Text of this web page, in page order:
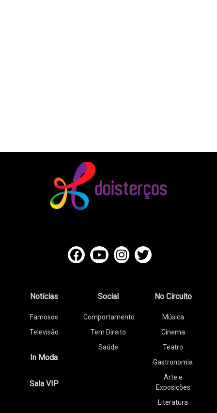
Notícias
Famosos
Televisão
In Moda
Sala VIP
Social
Comportamento
Tem Direito
Saúde
No Circuito
Música
Cinema
Teatro
Gastronomia
Arte e
Exposições
Literatura